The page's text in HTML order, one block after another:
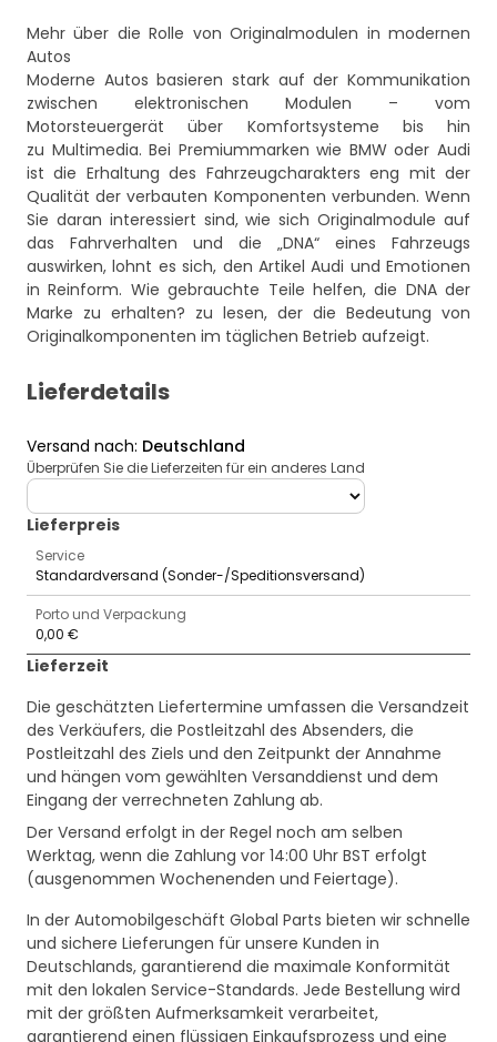
Mehr über die Rolle von Originalmodulen in modernen
Autos
Moderne Autos basieren stark auf der Kommunikation
zwischen elektronischen Modulen – vom
Motorsteuergerät über Komfortsysteme bis hin
zu Multimedia. Bei Premiummarken wie BMW oder Audi
ist die Erhaltung des Fahrzeugcharakters eng mit der
Qualität der verbauten Komponenten verbunden. Wenn
Sie daran interessiert sind, wie sich Originalmodule auf
das Fahrverhalten und die „DNA“ eines Fahrzeugs
auswirken, lohnt es sich, den ArtikelAudi und Emotionen
in Reinform. Wie gebrauchte Teile helfen, die DNA der
Marke zu erhalten? zu lesen, der die Bedeutung von
Originalkomponenten im täglichen Betrieb aufzeigt.
Lieferdetails
Versand nach: Deutschland
Überprüfen Sie die Lieferzeiten für ein anderes Land
deliveryCountry
Lieferpreis
Service
Standardversand (Sonder-/Speditionsversand)
Porto und Verpackung
0,00 €
Lieferzeit
Die geschätzten Liefertermine umfassen die Versandzeit
des Verkäufers, die Postleitzahl des Absenders, die
Postleitzahl des Ziels und den Zeitpunkt der Annahme
und hängen vom gewählten Versanddienst und dem
Eingang der verrechneten Zahlung ab.
Der Versand erfolgt in der Regel noch am selben
Werktag, wenn die Zahlung vor 14:00 Uhr BST erfolgt
(ausgenommen Wochenenden und Feiertage).
In der Automobilgeschäft Global Parts bieten wir schnelle
und sichere Lieferungen für unsere Kunden in
Deutschlands, garantierend die maximale Konformität
mit den lokalen Service-Standards. Jede Bestellung wird
mit der größten Aufmerksamkeit verarbeitet,
garantierend einen flüssigen Einkaufsprozess und eine